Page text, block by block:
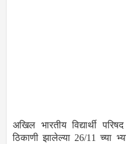
अखिल भारतीय विद्यार्थी
ठिकाणी झालेल्या 26/11 च्या